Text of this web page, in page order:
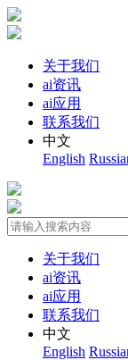
关于我们
ai资讯
ai应用
联系我们
中文
English
关于我们
ai资讯
ai应用
联系我们
中文
English